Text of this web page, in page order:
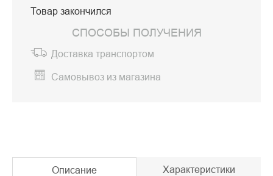
Товар закончился
СПОСОБЫ ПОЛУЧЕНИЯ
Доставка транспортом
Самовывоз из магазина
Описание Характеристики